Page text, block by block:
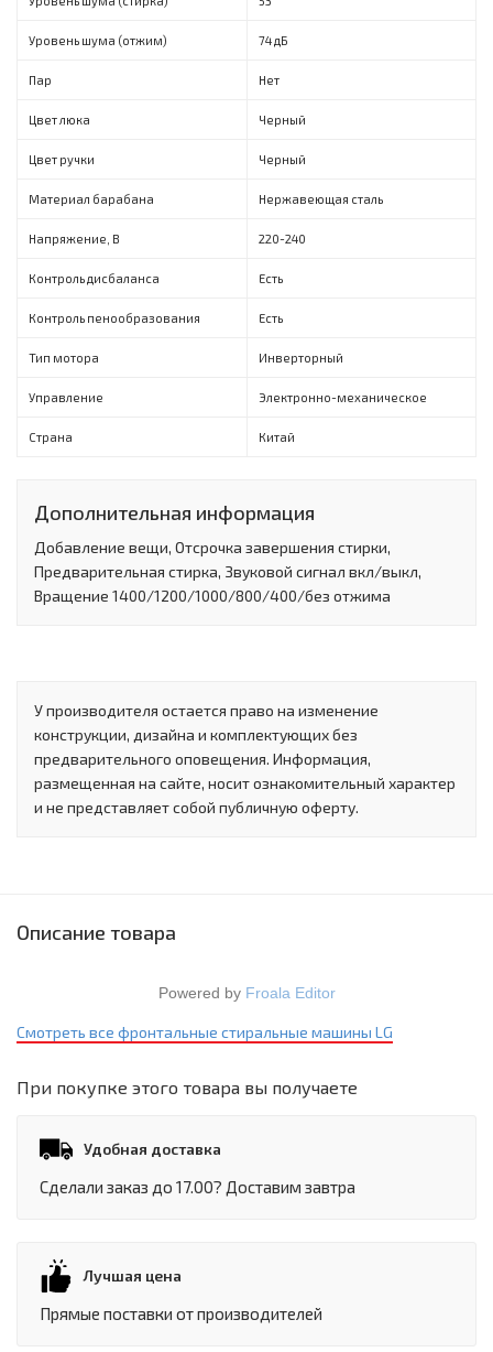
Уровень шума (отжим) 74 дБ
Пар Нет
Цвет люка Черный
Цвет ручки Черный
Материал барабана Нержавеющая сталь
Напряжение, В 220-240
Контроль дисбаланса Есть
Контроль пенообразования Есть
Тип мотора Инверторный
Управление Электронно-механическое
Страна Китай
Дополнительная информация
Добавление вещи, Отсрочка завершения стирки,
Предварительная стирка, Звуковой сигнал вкл/выкл,
Вращение 1400/1200/1000/800/400/без отжима
У производителя остается право на изменение
конструкции, дизайна и комплектующих без
предварительного оповещения. Информация,
размещенная на сайте, носит ознакомительный характер
и не представляет собой публичную оферту.
Описание товара
Powered by Froala Editor
Смотреть все фронтальные стиральные машины LG
При покупке этого товара вы получаете
Удобная доставка
Сделали заказ до 17.00? Доставим завтра
Лучшая цена
Прямые поставки от производителей